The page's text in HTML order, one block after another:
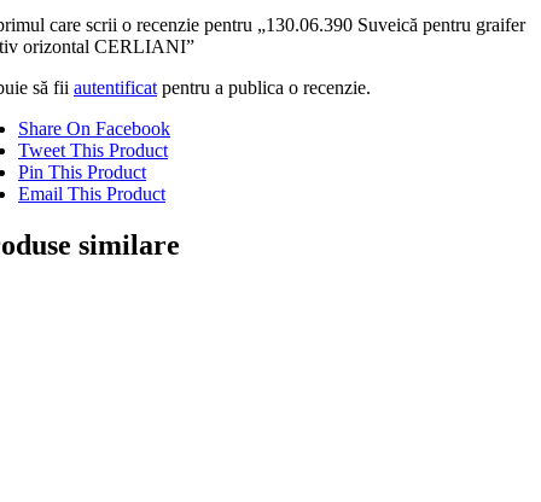
care scrii o recenzie pentru „130.06.390 Suveică pentru graifer
orizontal CERLIANI”
să fii autentificat pentru a publica o recenzie.
Share On Facebook
Tweet This Product
Pin This Product
Email This Product
similare